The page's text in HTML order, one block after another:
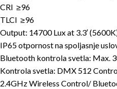
CRI ≥96
TLCI ≥96
Output: 14700 Lux at 3.3′
IP65 otpornost na spoljasnje
Bluetooth kontrola svetla: Max.
Kontrola svetla: DMX 512
2.4GHz Wireless Control/